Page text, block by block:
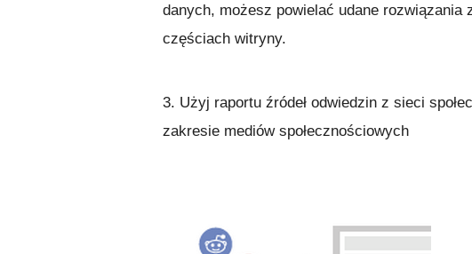
danych, możesz powielać udane
częściach witryny.
3. Użyj raportu źródeł odwiedzin z sieci
zakresie mediów społecznościowych